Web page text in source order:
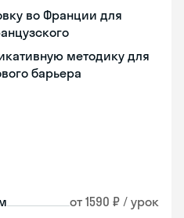
во Франции для
методику для
барьера
от 1590 ₽ / урок